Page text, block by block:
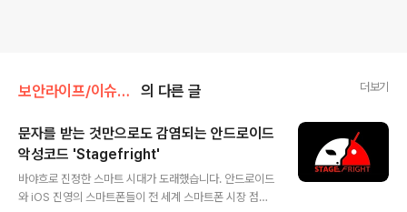
보안라이프/이슈&이슈 의 다른 글 더보기
문자를 받는 것만으로도 감염되는 안드로이드
악성코드 'Stagefright'
바야흐로 진정한 스마트 시대가 도래했습니다. 안드로이드
와 iOS 진영의 스마트폰들이 전 세계 스마트폰 시장 점유